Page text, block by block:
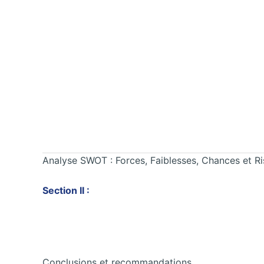
Analyse SWOT : Forces, Faiblesses, Chances et
Section II :